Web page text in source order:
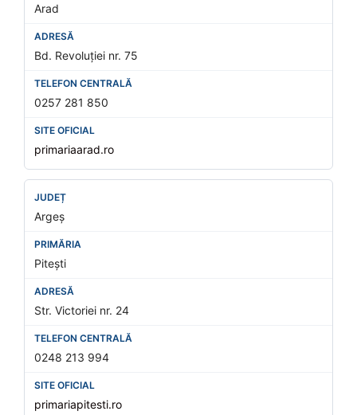
Arad
Bd. Revoluției nr. 75
0257 281 850
primariaarad.ro
Argeș
Pitești
Str. Victoriei nr. 24
0248 213 994
primariapitesti.ro